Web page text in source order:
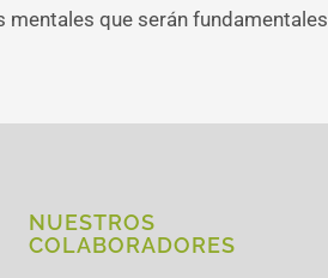
que serán fundamentales
NUESTROS
COLABORADORES